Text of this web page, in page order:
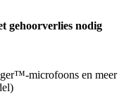
gehoorverlies nodig
microfoons en meer